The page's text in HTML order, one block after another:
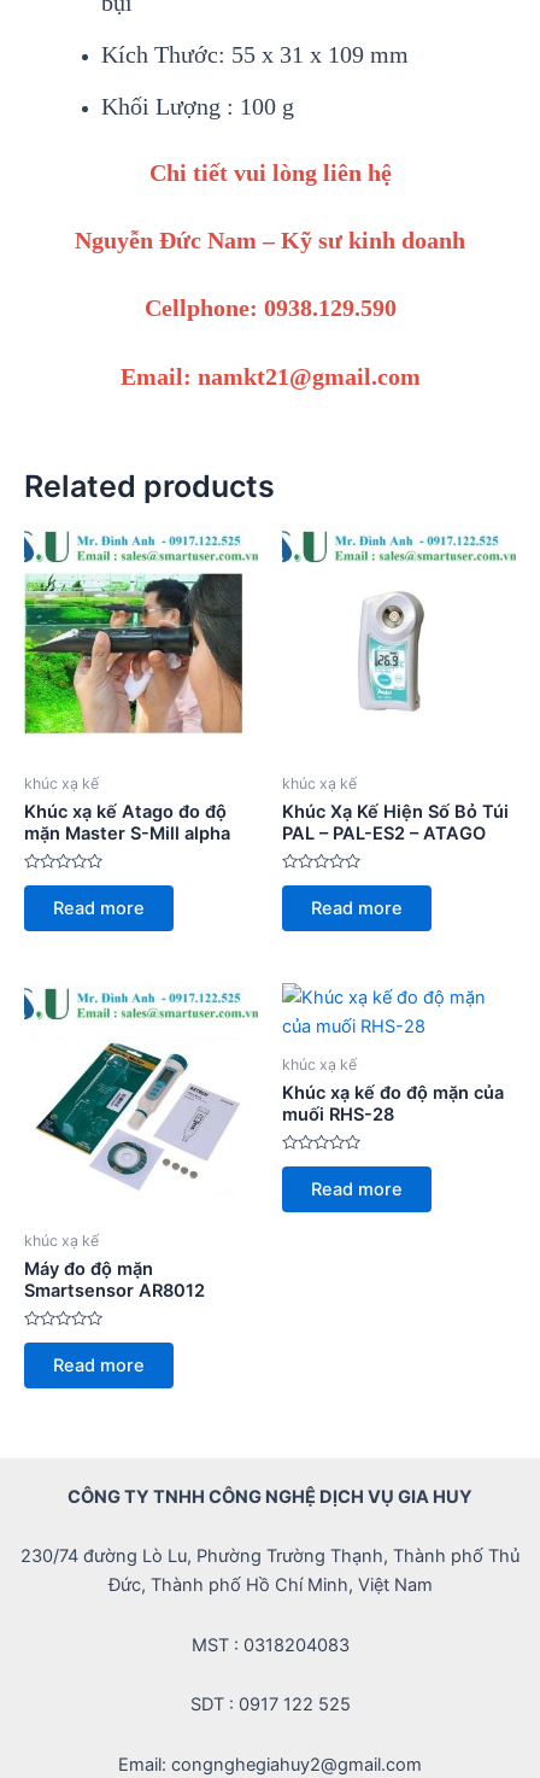
Kích Thước: 55 x 31 x 109 mm
Khối Lượng : 100 g
Chi tiết vui lòng liên hệ
Nguyễn Đức Nam – Kỹ sư kinh doanh
Cellphone: 0938.129.590
Email: namkt21@gmail.com
Related products
khúc xạ kế
Khúc xạ kế Atago đo độ
mặn Master S-Mill alpha
Rated
of
Read more
khúc xạ kế
Khúc Xạ Kế Hiện Số Bỏ Túi
PAL – PAL-ES2 – ATAGO
Rated
of
Read more
khúc xạ kế
Máy đo độ mặn
Smartsensor AR8012
Rated
of
Read more
khúc xạ kế
Khúc xạ kế đo độ mặn của
muối RHS-28
Rated
of
Read more
CÔNG TY TNHH CÔNG NGHỆ DỊCH VỤ GIA HUY
230/74 đường Lò Lu, Phường Trường Thạnh, Thành phố Thủ
Đức, Thành phố Hồ Chí Minh, Việt Nam
MST : 0318204083
SDT : 0917 122 525
Email: congnghegiahuy2@gmail.com